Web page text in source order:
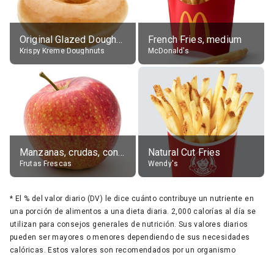
Original Glazed Doughnut
Krispy Kreme Doughnuts
French Fries, medium
McDonald's
Manzanas, crudas, con piel
Frutas Frescas
Natural Cut Fries
Wendy's
* El % del valor diario (DV) le dice cuánto contribuye un nutriente en
una porción de alimentos a una dieta diaria. 2,000 calorías al día se
utilizan para consejos generales de nutrición. Sus valores diarios
pueden ser mayores o menores dependiendo de sus necesidades
calóricas. Estos valores son recomendados por un organismo